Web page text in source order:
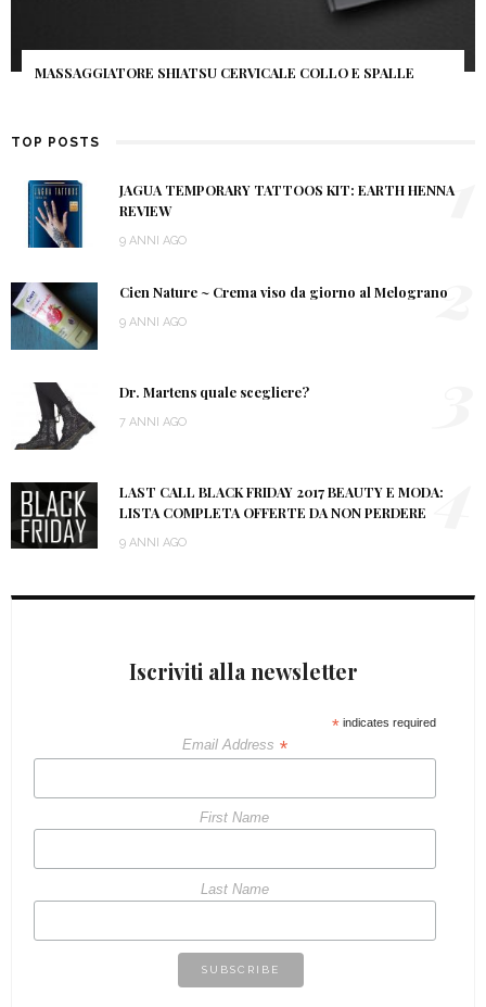
MASSAGGIATORE SHIATSU CERVICALE COLLO E SPALLE
TOP POSTS
JAGUA TEMPORARY TATTOOS KIT: EARTH HENNA
REVIEW
9 ANNI AGO
1
Cien Nature ~ Crema viso da giorno al Melograno
9 ANNI AGO 2
Dr. Martens quale scegliere?
7 ANNI AGO
LAST CALL BLACK FRIDAY 2017 BEAUTY E MODA:
LISTA COMPLETA OFFERTE DA NON PERDERE
9 ANNI AGO
4
Iscriviti alla newsletter
*indicates required
Email Address *
First Name
Last Name